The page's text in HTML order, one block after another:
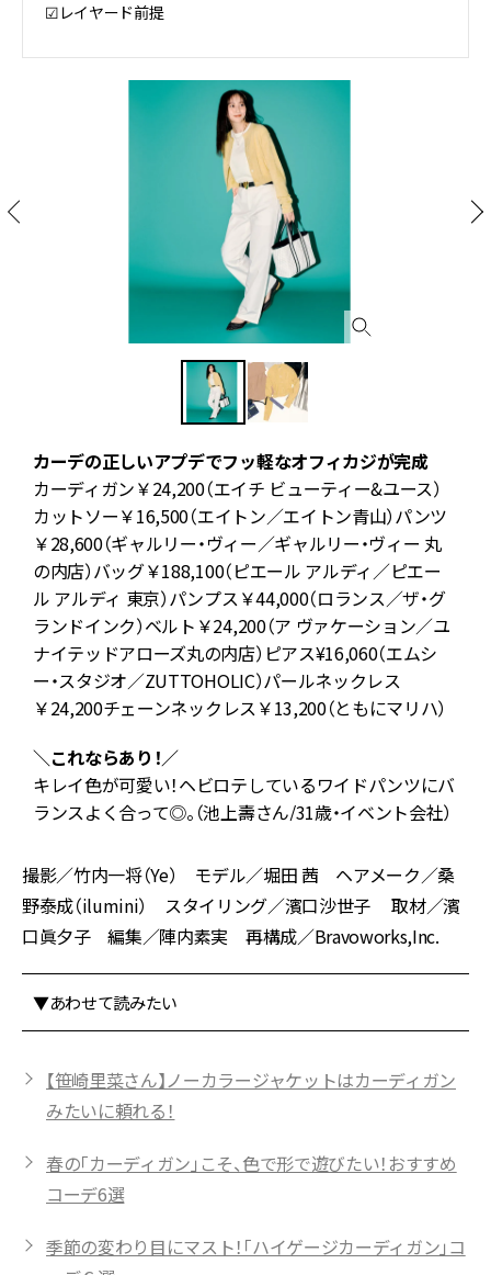
☑︎レイヤード前提
カーデの正しいアプデでフッ軽なオフィカジが完成
カーディガン￥24,200（エイチ ビューティー&ユース）
カットソー￥16,500（エイトン／エイトン青山）パンツ
￥28,600（ギャルリー・ヴィー／ギャルリー・ヴィー 丸
の内店）バッグ￥188,100（ピエール アルディ／ピエー
ル アルディ 東京）パンプス￥44,000（ロランス／ザ・グ
ランドインク）ベルト￥24,200（ア ヴァケーション／ユ
ナイテッドアローズ丸の内店）ピアス¥16,060（エムシ
ー・スタジオ／ZUTTOHOLIC）パールネックレス
￥24,200チェーンネックレス￥13,200（ともにマリハ）
＼これならあり！／
キレイ色が可愛い！ヘビロテしているワイドパンツにバ
ランスよく合って◎。（池上壽さん/31歳・イベント会社）
撮影／竹内一将（Ye） モデル／堀田 茜 ヘアメーク／桑
野泰成（ilumini） スタイリング／濱口沙世子 取材／濱
口眞夕子 編集／陣内素実 再構成／Bravoworks,Inc.
▼あわせて読みたい
【笹崎里菜さん】ノーカラージャケットはカーディガン
みたいに頼れる！
春の「カーディガン」こそ、色で形で遊びたい！おすすめ
コーデ6選
季節の変わり目にマスト！「ハイゲージカーディガン」コ